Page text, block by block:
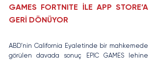
GAMES FORTNITE İLE APP STORE’A
GERİ DÖNÜYOR
ABD’nin California Eyaletinde bir mahkemede
görülen davada sonuç EPIC GAMES lehine